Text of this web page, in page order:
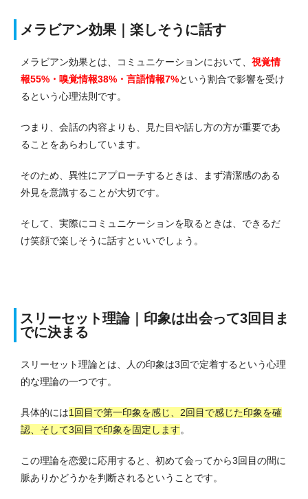
メラビアン効果｜楽しそうに話す
メラビアン効果とは、コミュニケーションにおいて、 視覚情
報55%・嗅覚情報38%・言語情報7%という割合で影響を受け
るという心理法則です。
つまり、会話の内容よりも、見た目や話し方の方が重要であ
ることをあらわしています。
そのため、異性にアプローチするときは、まず清潔感のある
外見を意識することが大切です。
そして、実際にコミュニケーションを取るときは、できるだ
け笑顔で楽しそうに話すといいでしょう。
スリーセット理論｜印象は出会って3回目ま
でに決まる
スリーセット理論とは、人の印象は3回で定着するという心理
的な理論の一つです。
具体的には1回目で第一印象を感じ、2回目で感じた印象を確
認、そして3回目で印象を固定します。
この理論を恋愛に応用すると、初めて会ってから3回目の間に
脈ありかどうかを判断されるということです。